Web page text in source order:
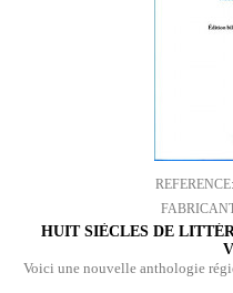
REFERENCE:
HUIT SIÈCLES DE
Voici une nouvelle anthologie